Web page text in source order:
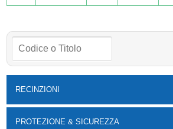
RECINZIONI
PROTEZIONE & SICUREZZA